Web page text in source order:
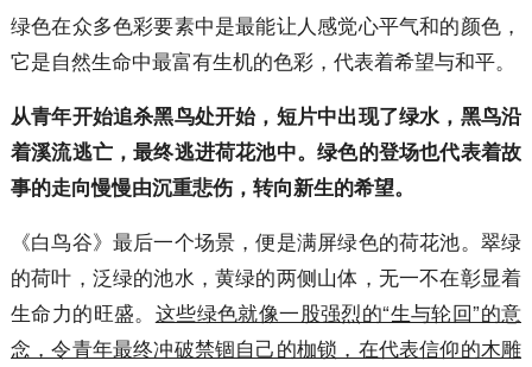
绿色在众多色彩要素中是最能让人感觉心平气和的颜色，
它是自然生命中最富有生机的色彩，代表着希望与和平。
从青年开始追杀黑鸟处开始，短片中出现了绿水，黑鸟沿
着溪流逃亡，最终逃进荷花池中。绿色的登场也代表着故
事的走向慢慢由沉重悲伤，转向新生的希望。
《白鸟谷》最后一个场景，便是满屏绿色的荷花池。翠绿
的荷叶，泛绿的池水，黄绿的两侧山体，无一不在彰显着
生命力的旺盛。 这些绿色就像一股强烈的“生与轮回”的意
念，令青年最终冲破禁锢自己的枷锁，在代表信仰的木雕